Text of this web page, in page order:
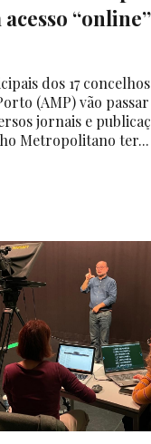
dos 17
(AMP) vão
jornais e
Metropolitano ter...